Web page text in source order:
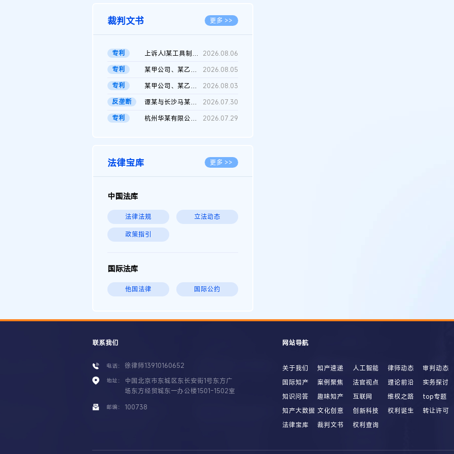
裁判文书 更多 >>
专利 上诉人I某工具制品有限公司与被上诉人程某及一审被告中华人民共和...
2026.08.06
专利
某甲公司、某乙公司、某丙公司申请诉前行为保全复议裁定书
2026.08.05
专利
某甲公司、某乙公司、官某与某丙公司专利申请权权属纠纷 二审判决...
2026.08.03
反垄断
谭某与长沙马某堆农产品股份有限公司滥用市场支配地位纠纷二审裁...
2026.07.30
专利
杭州华某有限公司与菲某有限公司侵害发明专利权纠纷 2026.07.29
法律宝库 更多 >>
中国法库
法律法规 立法动态
政策指引
国际法库
他国法律 国际公约
联系我们
电话： 徐律师13910160652
地址：
中国北京市东城区东长安街1号东方广
场东方经贸城东一办公楼1501-1502室
邮编： 100738
网站导航
关于我们 知产速递 人工智能 律师动态
审判动态
国际知产
案例聚焦 法官视点 理论前沿
实务探讨
知识问答
趣味知产 互联网 维权之路
top专题
知产大数据 文化创意 创新科技 权利诞生
转让许可
法律宝库
裁判文书 权利查询